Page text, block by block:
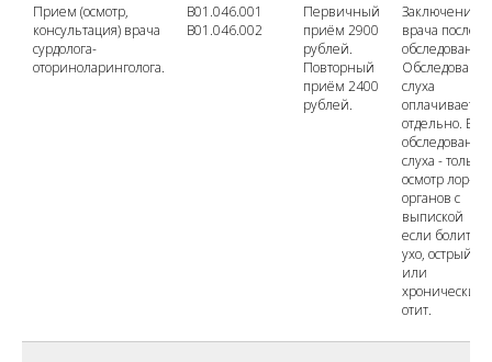
Прием (осмотр,
консультация) врача
сурдолога-
оториноларинголога.
B01.046.001
B01.046.002
Первичный
приём 2900
рублей.
Повторный
приём 2400
рублей.
Заключение
врача после
обследования.
слуха
оплачивается
отдельно. Без
обследования
слуха - только
осмотр лор-
органов с
выпиской
если болит
ухо, острый
или
хронический
отит.